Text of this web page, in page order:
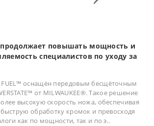
продолжает повышать мощность и
специалистов по уходу за
оснащён передовым бесщёточным
от MILWAUKEE®. Такое решение
высокую скорость ножа, обеспечивая
обработку кромок и превосходя
как по мощности, так и по э..